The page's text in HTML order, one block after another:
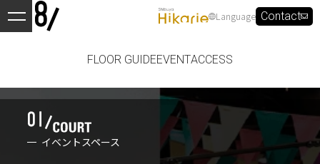
Language Contact
FLOOR GUIDEEVENTACCESS
イベントスペース